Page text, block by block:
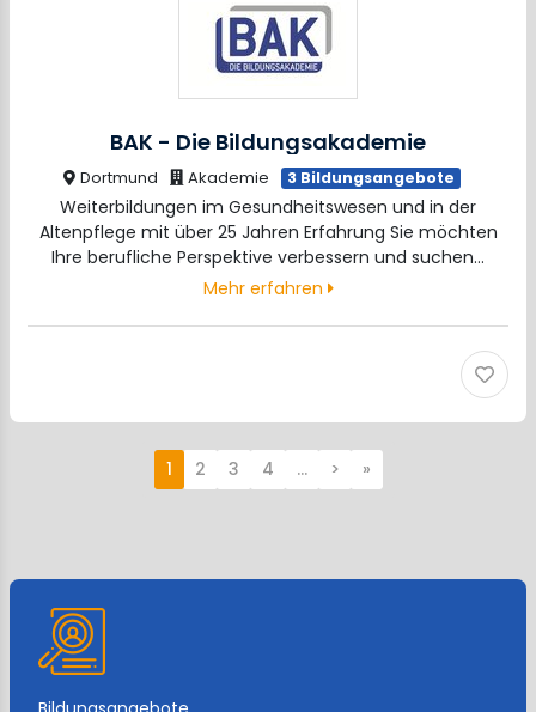
BAK - Die Bildungsakademie
Dortmund Akademie 3 Bildungsangebote
Weiterbildungen im Gesundheitswesen und in der
Altenpflege mit über 25 Jahren Erfahrung Sie möchten
Ihre berufliche Perspektive verbessern und suchen…
Mehr erfahren
1 2 3 4 … > »